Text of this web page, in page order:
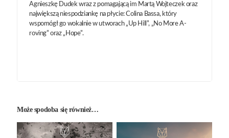
Agnieszkę Dudek wraz z pomagającą im Martą Wojteczek oraz
największą niespodziankę na płycie: Colina Bassa, który
wspomógł go wokalnie w utworach „Up Hill”, „No More A-
roving” oraz „Hope”.
Może spodoba się również…